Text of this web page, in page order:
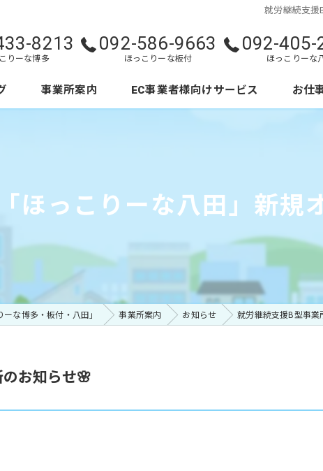
就労継続支援
8213
りーな博多
092-586-9663
ほっこりーな板付
092-405-
ほっこりーな
事業所案内
ほっこりーな八田
EC事業者様向けサービス お仕
ほっこりーな八田」新規
な博多・板付・八田」 事業所案内 お知らせ 就労継続支援B型事業
お知らせ🌸